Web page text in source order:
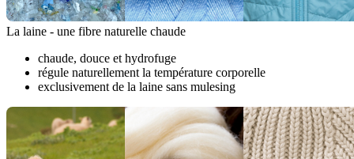
La laine - une fibre naturelle chaude
chaude, douce et hydrofuge
régule naturellement la température corporelle
exclusivement de la laine sans mulesing